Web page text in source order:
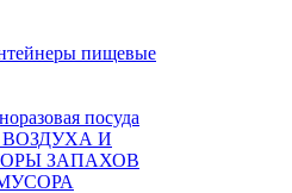
пищевые
посуда
И
ЗАПАХОВ